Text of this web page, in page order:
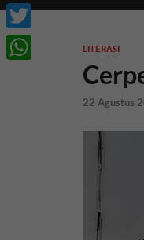
LITERASI
22 Agustus
Facebook
Twitter